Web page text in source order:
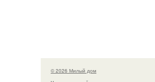
© 2026 Милый дом